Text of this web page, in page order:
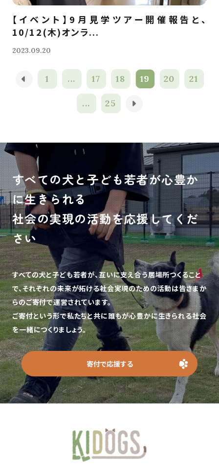
【イベント】9月見学ツアー開催報告と、
10/12(木)オンラ...
2023.09.20
1 ... 17 18 19 20 21
... 25
すべての犬と子ども若者が心豊か
に生きられる
社会の実現の活動を応援してくだ
さい
すべての犬と子ども若者が、互いに支え合う居場所つくること
で、それぞれの未来が拓ける社会実現のための活動は皆さまか
らのご寄付で運営されています。
ご寄付という形で私たちと共に誰もが心豊かに生きられる社会
を一緒につくりましょう。
寄付で応援する